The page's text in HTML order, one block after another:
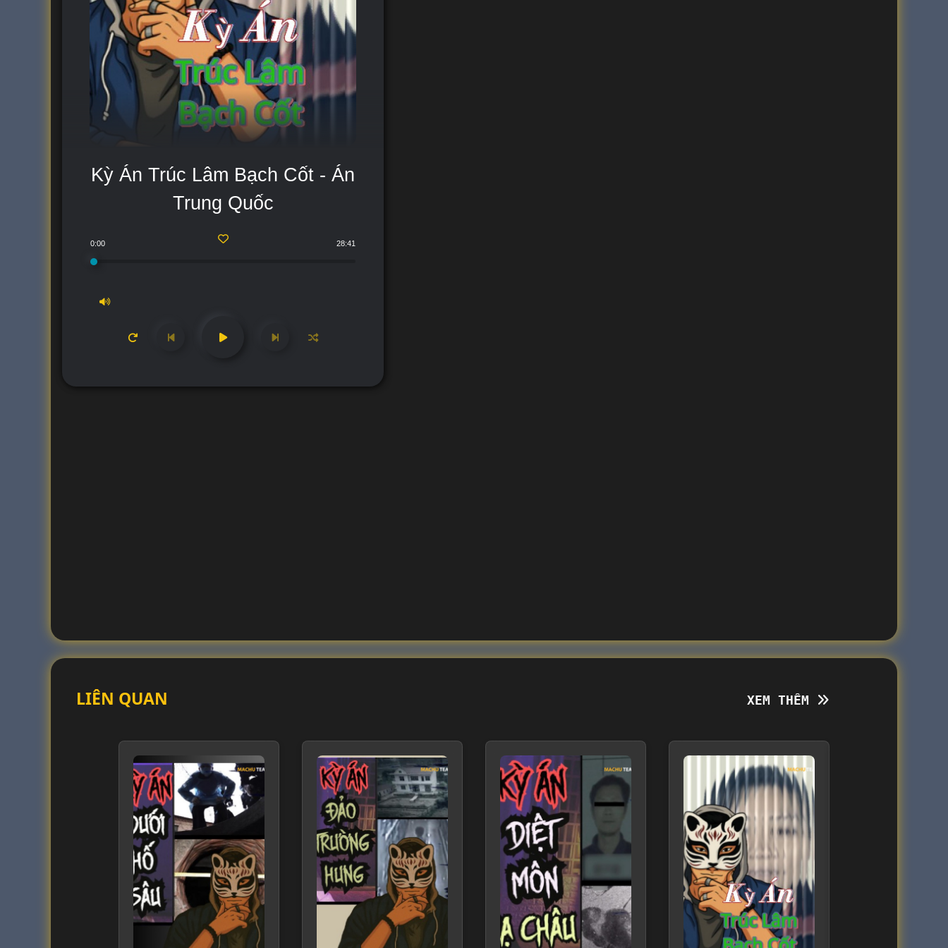
Kỳ Án Trúc Lâm Bạch Cốt - Án
Trung Quốc
0:00 28:41
LIÊN QUAN
XEM THÊM